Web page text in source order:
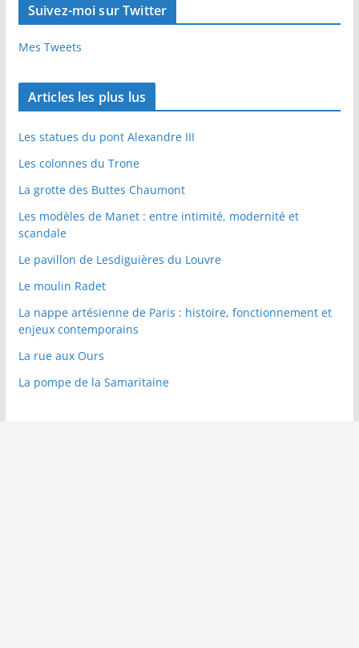
Suivez-moi sur Twitter
Mes Tweets
Articles les plus lus
Les statues du pont Alexandre III
Les colonnes du Trone
La grotte des Buttes Chaumont
Les modèles de Manet : entre intimité, modernité et
scandale
Le pavillon de Lesdiguières du Louvre
Le moulin Radet
La nappe artésienne de Paris : histoire, fonctionnement et
enjeux contemporains
La rue aux Ours
La pompe de la Samaritaine